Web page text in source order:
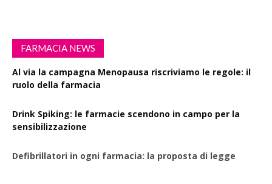
FARMACIA NEWS
Al via la campagna Menopausa riscriviamo le regole: il
ruolo della farmacia
Drink Spiking: le farmacie scendono in campo per la
sensibilizzazione
Defibrillatori in ogni farmacia: la proposta di legge